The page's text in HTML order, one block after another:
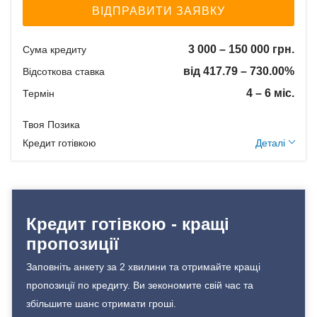
від 18 до 65
Дострокове без штрафів
Без страхування
Документи та
підтвердження доходу
Ідентифікаційний номер;
Вік позичальника
від 18 до 75
вартості застави, договір
позики
Щомісячна комісія:
Дострокове без штрафів
Документи та
підтвердження доходу
ВІДПРАВИТИ ЗАЯВКУ
Сума кредиту 3 000 – 150 000 грн.
Відсоткова ставка від 417.79 – 730.00%
Термін 4 – 6 міс.
Твоя Позика
Кредит готівкою
Деталі
Щомісячна комісія:
Застава: Без застави
Aннуітет
Спосіб погашення:
Кредит готівкою - кращі
пропозиції
Заповніть анкету за 2 хвилини та отримайте кращі
пропозиції по кредиту. Ви зекономите свій час та
збільшите шанс отримати гроші.